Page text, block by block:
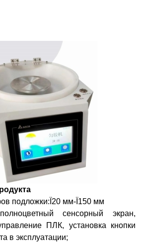
подложки: 20 мм- 150 мм
сенсорный экран,
ПЛК, установка кнопки
в эксплуатации;